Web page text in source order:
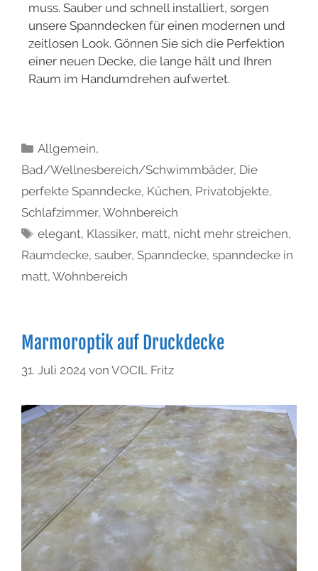
muss. Sauber und schnell installiert, sorgen
unsere Spanndecken für einen modernen und
zeitlosen Look. Gönnen Sie sich die Perfektion
einer neuen Decke, die lange hält und Ihren
Raum im Handumdrehen aufwertet.
Allgemein,
Bad/Wellnesbereich/Schwimmbäder, Die
perfekte Spanndecke, Küchen, Privatobjekte,
Schlafzimmer, Wohnbereich
elegant, Klassiker, matt, nicht mehr streichen,
Raumdecke, sauber, Spanndecke, spanndecke in
matt, Wohnbereich
Marmoroptik auf Druckdecke
31. Juli 2024 von VOCIL Fritz